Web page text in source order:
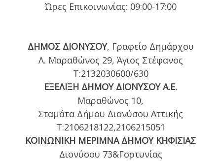
Ώρες Επικοινωνίας: 09:00-17:00
ΔΗΜΟΣ ΔΙΟΝΥΣΟΥ, Γραφείο Δημάρχου
Λ. Μαραθώνος 29, Άγιος Στέφανος
Τ:2132030600/630
ΕΞΕΛΙΞΗ ΔΗΜΟΥ ΔΙΟΝΥΣΟΥ Α.Ε.
Μαραθώνος 10,
Σταμάτα Δήμου Διονύσου Αττικής
Τ:2106218122,2106215051
ΚΟΙΝΩΝΙΚΗ ΜΕΡΙΜΝΑ ΔΗΜΟΥ ΚΗΦΙΣΙΑΣ
Διονύσου 73&Γορτυνίας